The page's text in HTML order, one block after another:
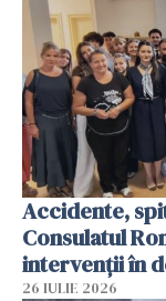
Accidente,
Consulatul
intervenții în
26 IULIE 2026